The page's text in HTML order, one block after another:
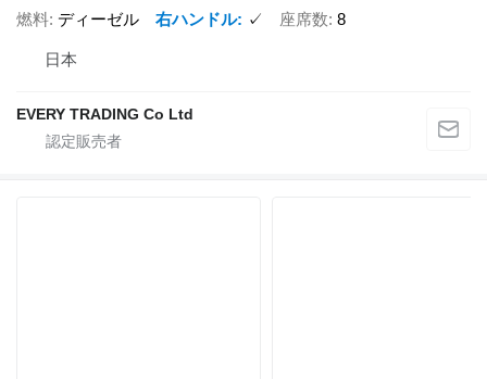
燃料 ディーゼル 右ハンドル ✓ 座席数 8
日本
EVERY TRADING Co Ltd